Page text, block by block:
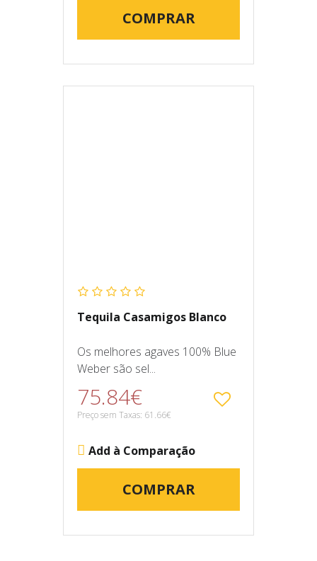
COMPRAR
Tequila Casamigos Blanco
Os melhores agaves 100% Blue
Weber são sel...
75.84€
Preço sem Taxas: 61.66€
Add à Comparação
COMPRAR